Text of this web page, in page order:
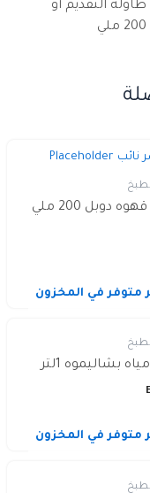
التقديم أو
دوبل 200 ملي
متوفر في المخزون
بشاليموه 1لتر
متوفر في المخزون